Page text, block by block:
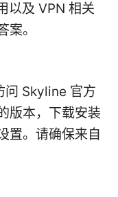
以及 VPN 相关
。
问 Skyline 官方
版本，下载安装
置。请确保来自